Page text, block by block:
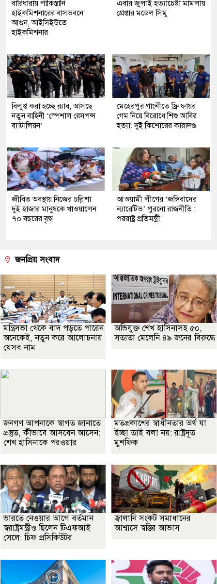
বারিধারায় পাকিস্তানি
হাইকমিশনারের বাসভবনে
আগুন, আইসিইউতে
হাইকমিশনার
এবার জুলাই হত্যাচেষ্টা মামলায়
গ্রেপ্তার মডেল সিমু
বিলুপ্ত করা হচ্ছে র‍্যাব, আসছে
নতুন বাহিনী ‘স্পেশাল রেসপন্স
ব্যাটালিয়ন’
মেহেরপুর গাংনীতে ফ্রি ফায়র
গেম নিয়ে বিরোধে শিশু আবির
হত্যা: দুই কিশোরের কারাদণ্ড
জীবিত অবস্থায় নিজের চল্লিশা
দুই হাজার মানুষকে খাওয়ালেন
৭০ বছরের বৃদ্ধ
আওয়ামী লীগের ‘জঙ্গিবাদের
ন্যারেটিভ’ পুরনো রাজনীতি :
পররাষ্ট্র প্রতিমন্ত্রী
জনপ্রিয় সংবাদ
মন্ত্রিসভা থেকে বাদ পড়তে পারেন
অনেকেই, নতুন করে আলোচনায়
যেসব নাম
অভিযুক্ত শেখ হাসিনাসহ ৫০,
সত্যতা মেলেনি ৪৯ জনের বিরুদ্ধে
জনগণ আপনাকে স্বাগত জানাতে
প্রস্তুত, কীভাবে আসবেন আসেন:
শেখ হাসিনাকে পরওয়ার
মতপ্রকাশের স্বাধীনতার অর্থ যা
ইচ্ছা তাই বলা নয়: রাষ্ট্রদূত
মুশফিক
ভারতে নেওয়ার আগে বর্তমান
স্বরাষ্ট্রমন্ত্রীও ছিলেন টিএফআই
সেলে: চিফ প্রসিকিউটর
জ্বালানি সংকট সমাধানের
আশ্বাসে স্বস্তির আভাস